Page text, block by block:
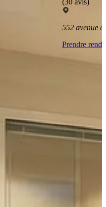
(30 avis)
552 avenue
Prendre